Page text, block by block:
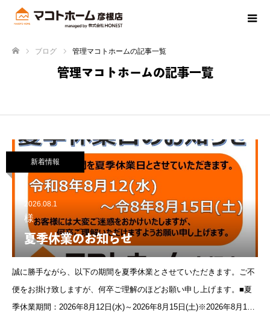
ブログ 管理マコトホームの記事一覧
管理マコトホームの記事一覧
新着情報
2026.08.1
様
夏季休業のお知らせ
誠に勝手ながら、以下の期間を夏季休業とさせていただきます。ご不
便をお掛け致しますが、何卒ご理解のほどお願い申し上げます。■夏
季休業期間：2026年8月12日(水)～2026年8月15日(土)※2026年8月16